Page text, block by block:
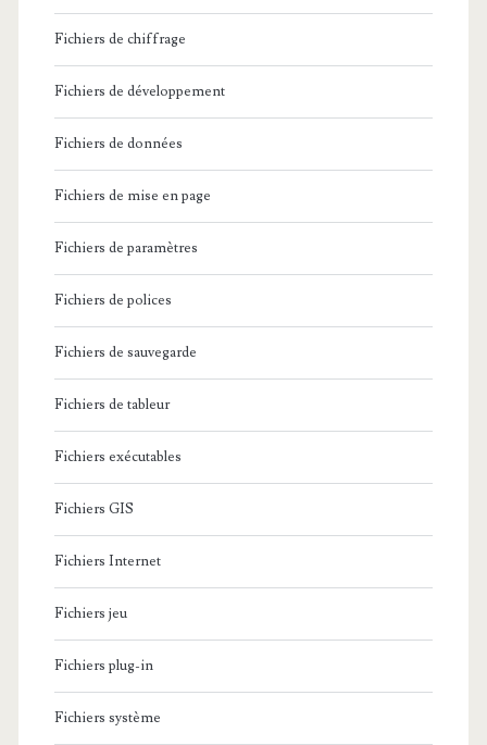
Fichiers de chiffrage
Fichiers de développement
Fichiers de données
Fichiers de mise en page
Fichiers de paramètres
Fichiers de polices
Fichiers de sauvegarde
Fichiers de tableur
Fichiers exécutables
Fichiers GIS
Fichiers Internet
Fichiers jeu
Fichiers plug-in
Fichiers système